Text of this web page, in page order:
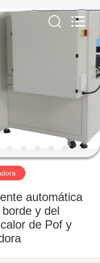
automática
y del
de Pof y